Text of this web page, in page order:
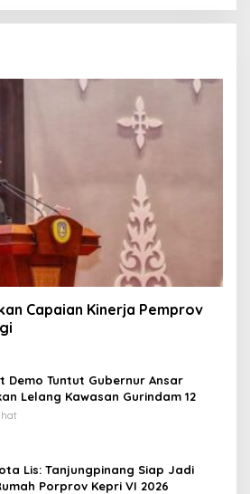
Capaian Kinerja Pemprov
Demo Tuntut Gubernur Ansar
Lelang Kawasan Gurindam 12
Lis: Tanjungpinang Siap Jadi
Porprov Kepri VI 2026